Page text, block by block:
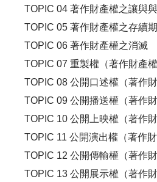
TOPIC 04 著作財產權之讓與
TOPIC 05 著作財產權之存續
TOPIC 06 著作財產權之消滅
TOPIC 07 重製權（著作財產
TOPIC 08 公開口述權（著作
TOPIC 09 公開播送權（著作
TOPIC 10 公開上映權（著作
TOPIC 11 公開演出權（著作
TOPIC 12 公開傳輸權（著作
TOPIC 13 公開展示權（著作